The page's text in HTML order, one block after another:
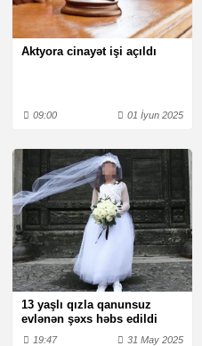
Aktyora cinayət işi açıldı
09:00 01 İyun 2025
13 yaşlı qızla qanunsuz
evlənən şəxs həbs edildi
19:47 31 May 2025